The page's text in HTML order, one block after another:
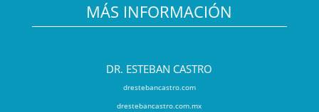
MÁS INFORMACIÓN
DR. ESTEBAN CASTRO
drestebancastro.com
drestebancastro.com.mx